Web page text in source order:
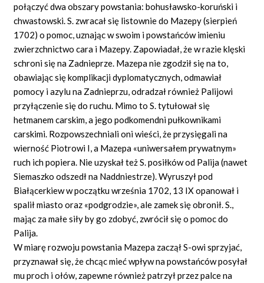
połączyć dwa obszary powstania: bohusławsko-koruński i
chwastowski. S. zwracał się listownie do Mazepy (sierpień
1702) o pomoc, uznając w swoim i powstańców imieniu
zwierzchnictwo cara i Mazepy. Zapowiadał, że w razie klęski
schroni się na Zadnieprze. Mazepa nie zgodził się na to,
obawiając się komplikacji dyplomatycznych, odmawiał
pomocy i azylu na Zadnieprzu, odradzał również Palijowi
przyłączenie się do ruchu. Mimo to S. tytułował się
hetmanem carskim, a jego podkomendni pułkownikami
carskimi. Rozpowszechniali oni wieści, że przysięgali na
wierność Piotrowi I, a Mazepa «uniwersałem prywatnym»
ruch ich popiera. Nie uzyskał też S. posiłków od Palija (nawet
Siemaszko odszedł na Naddniestrze). Wyruszył pod
Białącerkiew w początku września 1702, 13 IX opanował i
spalił miasto oraz «podgrodzie», ale zamek się obronił. S.,
mając za małe siły by go zdobyć, zwrócił się o pomoc do
Palija.
W miarę rozwoju powstania Mazepa zaczął S-owi sprzyjać,
przyznawał się, że chcąc mieć wpływ na powstańców posyłał
mu proch i ołów, zapewne również patrzył przez palce na